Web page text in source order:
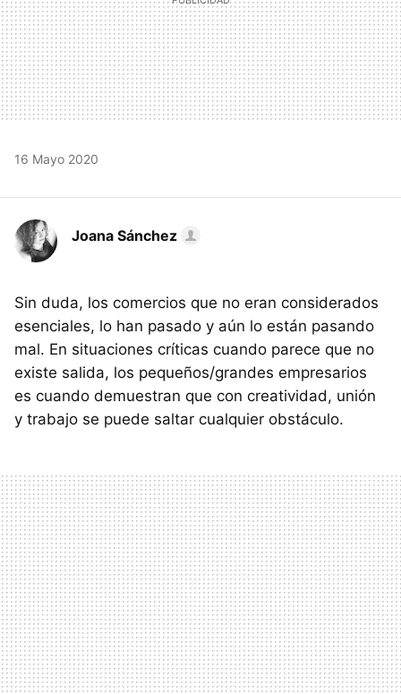
16 Mayo 2020
Joana Sánchez
Sin duda, los comercios que no eran considerados
esenciales, lo han pasado y aún lo están pasando
mal. En situaciones críticas cuando parece que no
existe salida, los pequeños/grandes empresarios
es cuando demuestran que con creatividad, unión
y trabajo se puede saltar cualquier obstáculo.